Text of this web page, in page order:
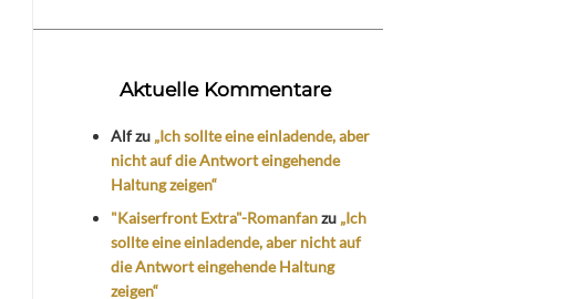
Aktuelle Kommentare
Alfzu „Ich sollte eine einladende, aber
nicht auf die Antwort eingehende
Haltung zeigen“
"Kaiserfront Extra"-Romanfanzu „Ich
sollte eine einladende, aber nicht auf
die Antwort eingehende Haltung
zeigen“